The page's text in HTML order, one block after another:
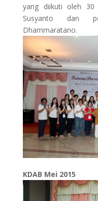
yang diikuti oleh
Susyanto dan
Dhammaratano.
KDAB Mei 2015